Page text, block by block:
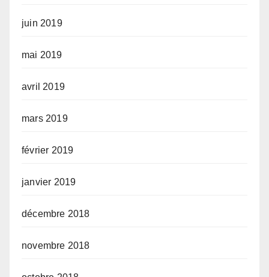
juin 2019
mai 2019
avril 2019
mars 2019
février 2019
janvier 2019
décembre 2018
novembre 2018